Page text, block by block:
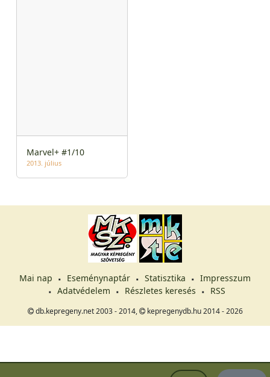
Marvel+ #1/10
2013. július
Mai nap Eseménynaptár Statisztika
Impresszum
Adatvédelem
Részletes keresés RSS
db.kepregeny.net 2003 - 2014, kepregenydb.hu 2014 - 2026